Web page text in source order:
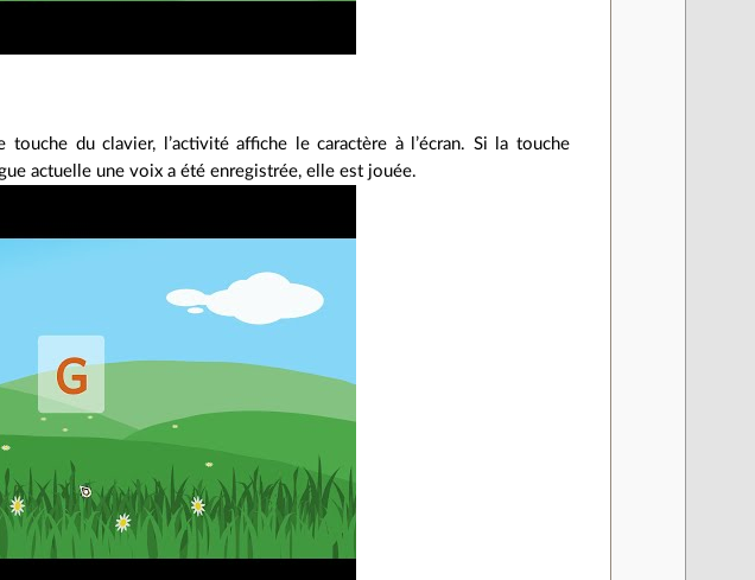
du clavier, l’activité affiche le caractère à l’écran. Si la touche
actuelle une voix a été enregistrée, elle est jouée.